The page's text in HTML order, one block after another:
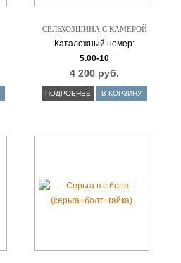
СЕЛЬХОЗШИНА С КАМЕРОЙ
Каталожный номер:
5.00-10
4 200 руб.
ПОДРОБНЕЕ В КОРЗИНУ